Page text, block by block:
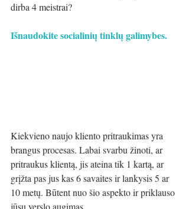
dirba 4 meistrai?
Išnaudokite socialinių tinklų galimybes.
Kiekvieno naujo kliento pritraukimas yra
brangus procesas. Labai svarbu žinoti, ar
pritraukus klientą, jis ateina tik 1 kartą, ar
grįžta pas jus kas 6 savaites ir lankysis 5 ar
10 metų. Būtent nuo šio aspekto ir priklauso
jūsų verslo augimas.